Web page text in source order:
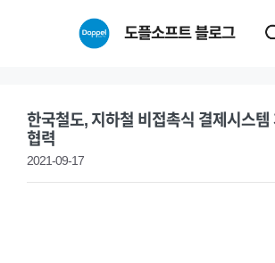
도플소프트 블로그
한국철도, 지하철 비접촉식 결제시스템
협력
2021-09-17